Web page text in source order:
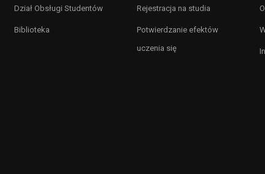
Dział Obsługi Studentów
Biblioteka
Rejestracja na studia
Potwierdzanie efektów
uczenia się